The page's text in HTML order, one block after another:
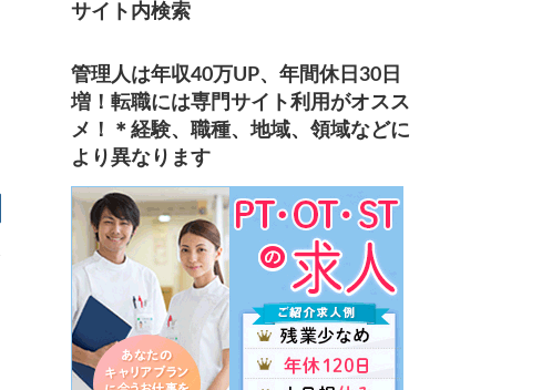
サイト内検索
管理人は年収40万UP、年間休日30日
増！転職には専門サイト利用がオスス
メ！＊経験、職種、地域、領域などに
より異なります